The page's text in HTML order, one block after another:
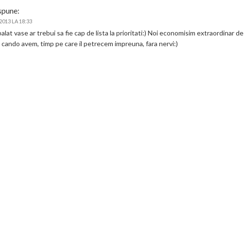
LA 18:33
vase ar trebui sa fie cap de lista la prioritati:) Noi economisim extraordinar de
avem, timp pe care il petrecem impreuna, fara nervi:)